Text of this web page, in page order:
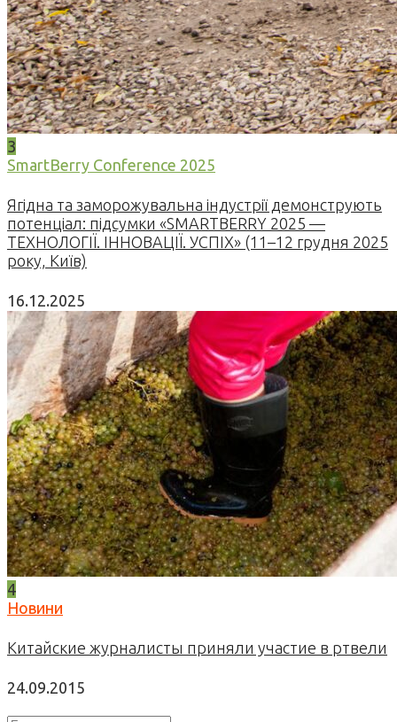
3
SmartBerry Conference 2025
Ягідна та заморожувальна індустрії демонструють
потенціал: підсумки «SMARTBERRY 2025 —
ТЕХНОЛОГІЇ. ІННОВАЦІЇ. УСПІХ» (11–12 грудня 2025
року, Київ)
16.12.2025
4
Новини
Китайские журналисты приняли участие в ртвели
24.09.2015